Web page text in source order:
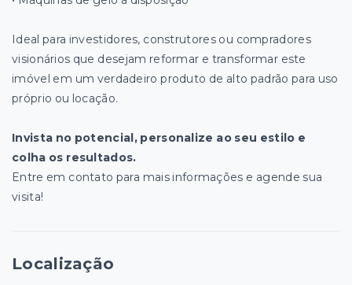
Ideal para investidores, construtores ou compradores
visionários que desejam reformar e transformar este
imóvel em um verdadeiro produto de alto padrão para uso
próprio ou locação.
Invista no potencial, personalize ao seu estilo e
colha os resultados.
Entre em contato para mais informações e agende sua
visita!
Localização